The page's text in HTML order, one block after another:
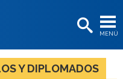
MENÚ
Y DIPLOMADOS